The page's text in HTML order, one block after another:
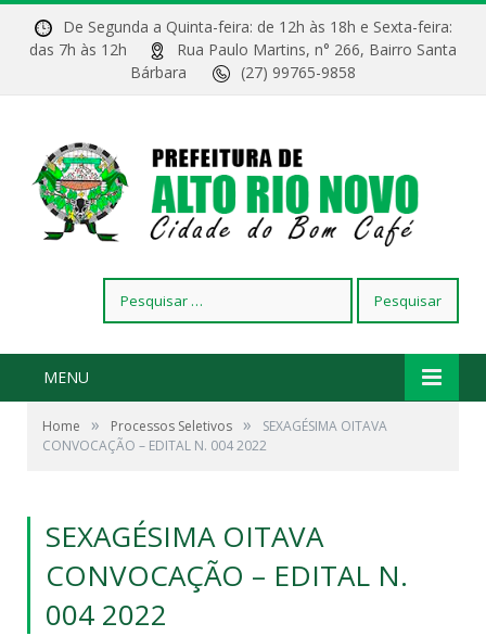
De Segunda a Quinta-feira: de 12h às 18h e Sexta-feira:
das 7h às 12h
Rua Paulo Martins, n° 266, Bairro Santa
Bárbara
(27) 99765-9858
por:
MENU
Home » Processos Seletivos »
SEXAGÉSIMA OITAVA
CONVOCAÇÃO – EDITAL N. 004 2022
SEXAGÉSIMA OITAVA
CONVOCAÇÃO – EDITAL N.
004 2022